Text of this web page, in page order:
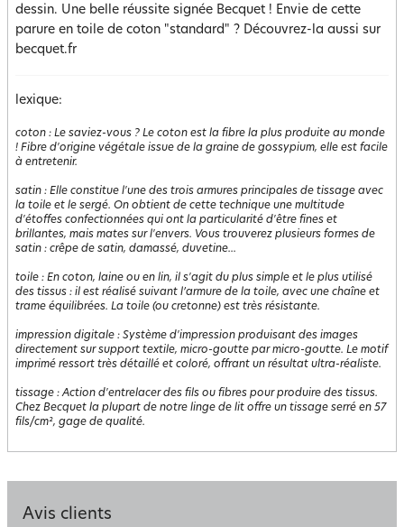
dessin. Une belle réussite signée Becquet ! Envie de cette
parure en toile de coton "standard" ? Découvrez-la aussi sur
becquet.fr
lexique:
coton : Le saviez-vous ? Le coton est la fibre la plus produite au monde
! Fibre d'origine végétale issue de la graine de gossypium, elle est facile
à entretenir.
satin : Elle constitue l'une des trois armures principales de tissage avec
la toile et le sergé. On obtient de cette technique une multitude
d'étoffes confectionnées qui ont la particularité d'être fines et
brillantes, mais mates sur l'envers. Vous trouverez plusieurs formes de
satin : crêpe de satin, damassé, duvetine...
toile : En coton, laine ou en lin, il s'agit du plus simple et le plus utilisé
des tissus : il est réalisé suivant l’armure de la toile, avec une chaîne et
trame équilibrées. La toile (ou cretonne) est très résistante.
impression digitale : Système d'impression produisant des images
directement sur support textile, micro-goutte par micro-goutte. Le motif
imprimé ressort très détaillé et coloré, offrant un résultat ultra-réaliste.
tissage :Action d'entrelacer des fils ou fibres pour produire des tissus.
Chez Becquet la plupart de notre linge de lit offre un tissage serré en 57
fils/cm², gage de qualité.
Avis clients